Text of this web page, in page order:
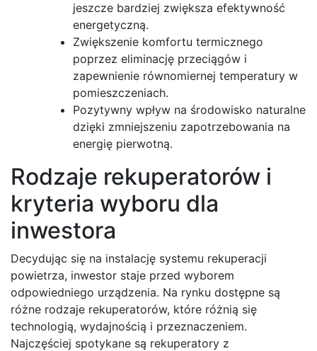
jeszcze bardziej zwiększa efektywność
energetyczną.
Zwiększenie komfortu termicznego
poprzez eliminację przeciągów i
zapewnienie równomiernej temperatury w
pomieszczeniach.
Pozytywny wpływ na środowisko naturalne
dzięki zmniejszeniu zapotrzebowania na
energię pierwotną.
Rodzaje rekuperatorów i
kryteria wyboru dla
inwestora
Decydując się na instalację systemu rekuperacji
powietrza, inwestor staje przed wyborem
odpowiedniego urządzenia. Na rynku dostępne są
różne rodzaje rekuperatorów, które różnią się
technologią, wydajnością i przeznaczeniem.
Najczęściej spotykane są rekuperatory z